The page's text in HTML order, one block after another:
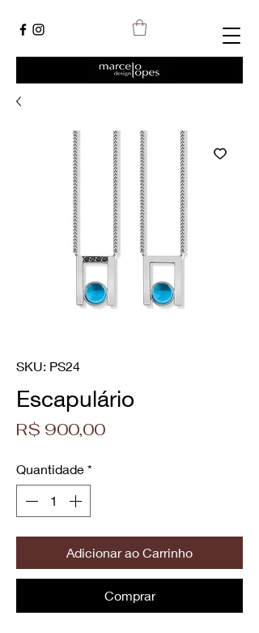
SKU: PS24
Escapulário
R$ 900,00Preço
Quantidade *
Adicionar ao Carrinho
Comprar